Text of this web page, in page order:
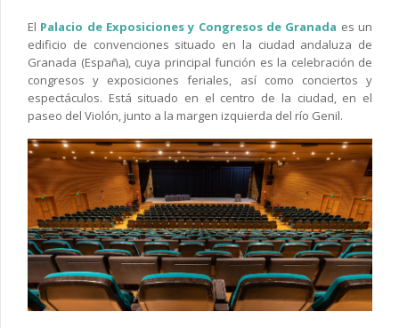
El Palacio de Exposiciones y Congresos de Granada es un
edificio de convenciones situado en la ciudad andaluza de
Granada (España), cuya principal función es la celebración de
congresos y exposiciones feriales, así como conciertos y
espectáculos. Está situado en el centro de la ciudad, en el
paseo del Violón, junto a la margen izquierda del río Genil.